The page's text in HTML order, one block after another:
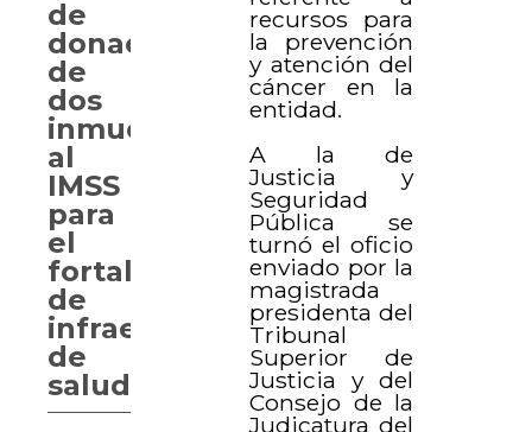
recursos para
la prevención
y atención del
cáncer en la
entidad.
A la de
Justicia y
Seguridad
Pública se
turnó el oficio
enviado por la
magistrada
presidenta del
Tribunal
Superior de
Justicia y del
Consejo de la
Judicatura del
de
donación
de
dos
inmuebles
al
IMSS
para
el
fortalecimiento
de
infraestructura
de
salud